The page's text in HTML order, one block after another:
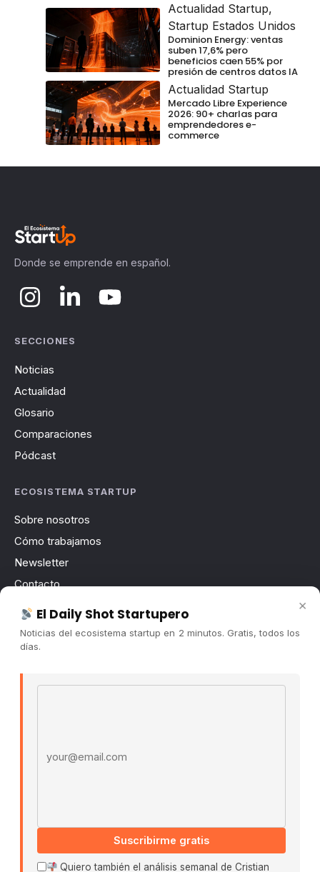
Actualidad Startup,
Startup Estados Unidos
Dominion Energy: ventas
suben 17,6% pero
beneficios caen 55% por
presión de centros datos IA
Actualidad Startup
Mercado Libre Experience
2026: 90+ charlas para
emprendedores e-
commerce
Donde se emprende en español.
SECCIONES
Noticias
Actualidad
Glosario
Comparaciones
Pódcast
ECOSISTEMA STARTUP
Sobre nosotros
Cómo trabajamos
Newsletter
Contacto
Publicidad
Convocatorias
×
El Daily Shot Startupero
Noticias del ecosistema startup en 2 minutos. Gratis, todos los
días.
Suscribirme gratis
Quiero también el análisis semanal de Cristian
Buscar: